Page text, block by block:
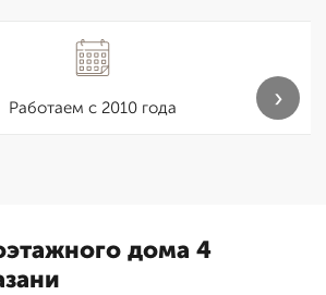
Работаем с 2010 года ›
дома 4